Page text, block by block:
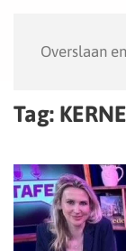
Overslaan
Tag: